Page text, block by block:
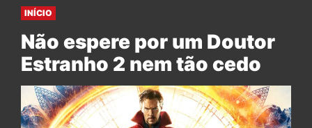
INÍCIO
Não espere por um Doutor
Estranho 2 nem tão cedo